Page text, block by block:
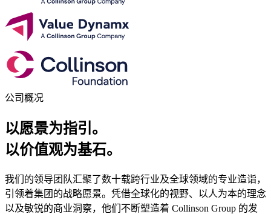
公司概况
以愿景为指引。
以价值观为基石。
我们的领导团队汇聚了数十载跨行业及全球领域的专业造诣，
引领着集团的战略愿景。凭借全球化的视野、以人为本的理念
以及敏锐的商业洞察，他们不断塑造着 Collinson Group 的发